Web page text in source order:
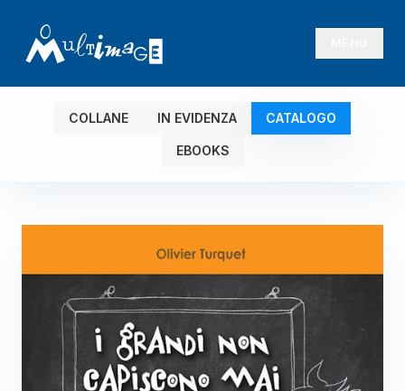
COLLANE IN EVIDENZA CATALOGO
EBOOKS